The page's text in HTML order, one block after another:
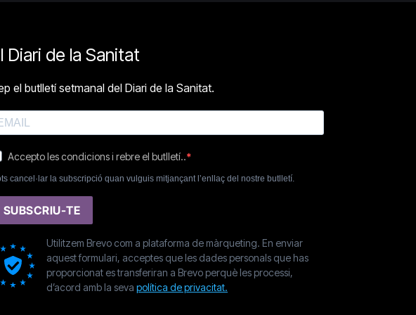
Diari de la Sanitat
el butlletí setmanal del Diari de la Sanitat.
Accepto les condicions i rebre el butlletí..
cancel·lar la subscripció quan vulguis mitjançant l’enllaç del nostre butlletí.
SUBSCRIU-TE
Utilitzem Brevo com a plataforma de màrqueting. En enviar
aquest formulari, acceptes que les dades personals que has
proporcionat es transferiran a Brevo perquè les processi,
d’acord amb la seva política de privacitat.